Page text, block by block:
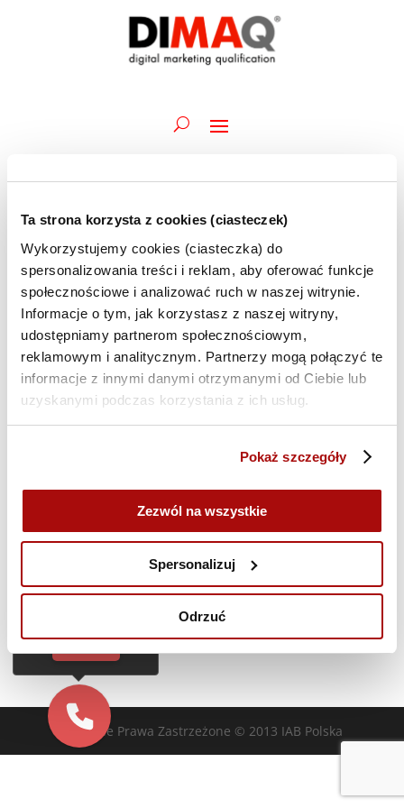
Ta strona korzysta z cookies (ciasteczek)
Wykorzystujemy cookies (ciasteczka) do
spersonalizowania treści i reklam, aby oferować funkcje
społecznościowe i analizować ruch w naszej witrynie.
Informacje o tym, jak korzystasz z naszej witryny,
udostępniamy partnerom społecznościowym,
reklamowym i analitycznym. Partnerzy mogą połączyć te
informacje z innymi danymi otrzymanymi od Ciebie lub
uzyskanymi podczas korzystania z ich usług.
Pokaż szczegóły
Zezwól na wszystkie
Spersonalizuj
Odrzuć
Wydarzenia
for
28
września
2025
po
i
28.09.2025
Wybierz
datę.
Trwające
Akademia DIMAQ Professional | J.Szostak | 22-
26 i 30.09-01.10 | szkolenie ONLINE
22 września 2025 @ 16:15-1 października 2025 @ 19:00
Poprzedni dzień Następny dzień
Zasubskrybuj kalendarz
Wszelkie Prawa Zastrzeżone © 2013 IAB Polska
Cześć!
do Ciebie za darmo
TAK